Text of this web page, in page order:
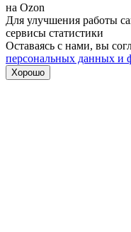
на Ozon
Для улучшения работы
сервисы статистики
Оставаясь с нами, вы
персональных данных и
Хорошо